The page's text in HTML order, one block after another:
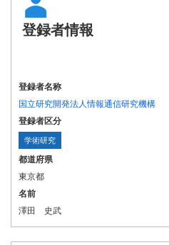
登録者情報
登録者名称
国立研究開発法人情報通信研究機構
登録者区分
学術研究
都道府県
東京都
名前
澤田 史武